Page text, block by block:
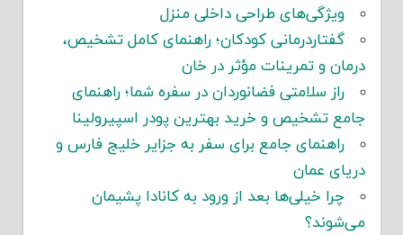
ویژگی‌های طراحی داخلی منزل
گفتاردرمانی کودکان؛ راهنمای کامل تشخیص،
درمان و تمرینات مؤثر در خان
راز سلامتی فضانوردان در سفره شما؛ راهنمای
جامع تشخیص و خرید بهترین پودر اسپیرولینا
راهنمای جامع برای سفر به جزایر خلیج فارس و
دریای عمان
چرا خیلی‌ها بعد از ورود به کانادا پشیمان
می‌شوند؟